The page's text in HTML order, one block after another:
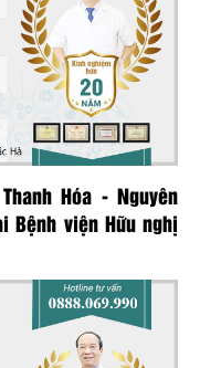
Hóa - Nguyên
Bệnh viện Hữu nghị